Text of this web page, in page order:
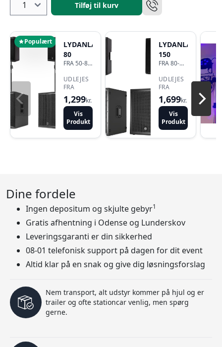
Tilføj til kurv
Populært
LYDANLÆG
80
FRA 50-80
UDLEJES
FRA
1,299kr.
Vis
Produkt
LYDANLÆG
150
FRA 80-
DELTAGERE
UDLEJES
FRA
1,699kr.
Vis
Produkt
Dine fordele
Ingen depositum og skjulte gebyr1
Gratis afhentning i Odense og Lunderskov
Leveringsgaranti er din sikkerhed
08-01 telefonisk support på dagen for dit event
Altid klar på en snak og give dig løsningsforslag
Nem transport, alt udstyr kommer på hjul og er
trailer og ofte stationcar venlig, men spørg
gerne.